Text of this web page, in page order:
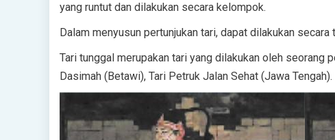
yang runtut dan dilakukan secara kelompok.
Dalam menyusun pertunjukan tari, dapat dilakukan
Tari tunggal merupakan tari yang dilakukan oleh seorang
Dasimah (Betawi), Tari Petruk Jalan Sehat (Jawa